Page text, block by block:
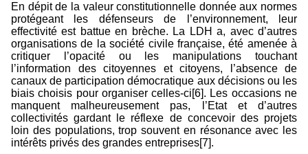
En dépit de la valeur constitutionnelle donnée aux normes
protégeant les défenseurs de l’environnement, leur
effectivité est battue en brèche. La LDH a, avec d’autres
organisations de la société civile française, été amenée à
critiquer l’opacité ou les manipulations touchant
l’information des citoyennes et citoyens, l’absence de
canaux de participation démocratique aux décisions ou les
biais choisis pour organiser celles-ci[6]. Les occasions ne
manquent malheureusement pas, l’Etat et d’autres
collectivités gardant le réflexe de concevoir des projets
loin des populations, trop souvent en résonance avec les
intérêts privés des grandes entreprises[7].